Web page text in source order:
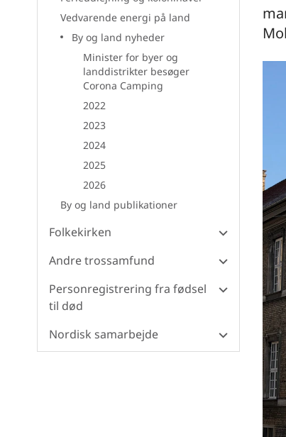
Vedvarende energi på land
By og land nyheder
Minister for byer og
landdistrikter besøger
Corona Camping
2022
2023
2024
2025
2026
By og land publikationer
Folkekirken
Andre trossamfund
Personregistrering fra fødsel
til død
Nordisk samarbejde